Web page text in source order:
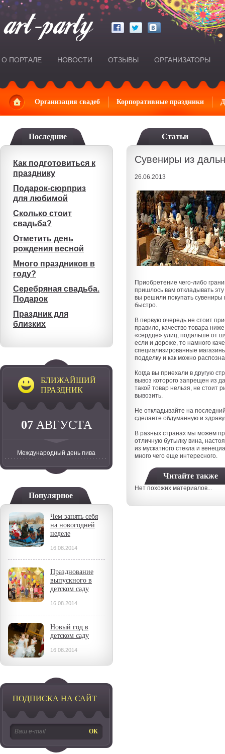
О ПОРТАЛЕ НОВОСТИ ОТЗЫВЫ ОРГАНИЗАТОРЫ
ГлавнаяОрганизация свадеб Корпоративные праздники
Последние
Как подготовиться к
празднику
Подарок-сюрприз
для любимой
Сколько стоит
свадьба?
Отметить день
рождения весной
Много праздников в
году?
Серебряная свадьба.
Подарок
Праздник для
близких
БЛИЖАЙШИЙ
ПРАЗДНИК
07 АВГУСТА
Международный день пива
Популярное
Чем занять себя
на новогодней
неделе
16.08.2014
Празднование
выпускного в
детском саду
16.08.2014
Новый год в
детском саду
16.08.2014
ПОДПИСКА НА САЙТ
Статьи
Сувениры из
26.06.2013
Приобретение чего-либо
пришлось вам откладывать
вы решили покупать сувениры
быстро.
В первую очередь не стоит
правило, качество товара
«сердце» улиц, подальше от
если и дороже, то намного
специализированные
подделку и как можно
Когда вы приехали в другую
вывоз которого запрещен из
такой товар нельзя, не стоит
вывозить.
Не откладывайте на
сделаете обдуманную и
В разных странах мы можем
отличную бутылку вина,
из мускатного стекла и
много чего еще интересного.
Читайте также
Нет похожих материалов...